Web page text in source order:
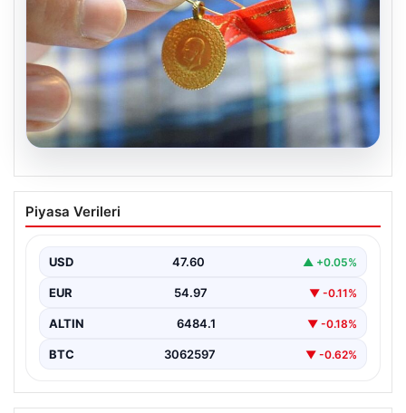
05.08.2026
Altın fiyatları canlı 8 Nisan 2026: Altın
fiyatları ne kadar oldu? Gram, çeyrek,
fiyatları
Piyasa Verileri
USD 47.60 ▲ +0.05%
EUR 54.97 ▼ -0.11%
ALTIN 6484.1 ▼ -0.18%
BTC 3062597 ▼ -0.62%